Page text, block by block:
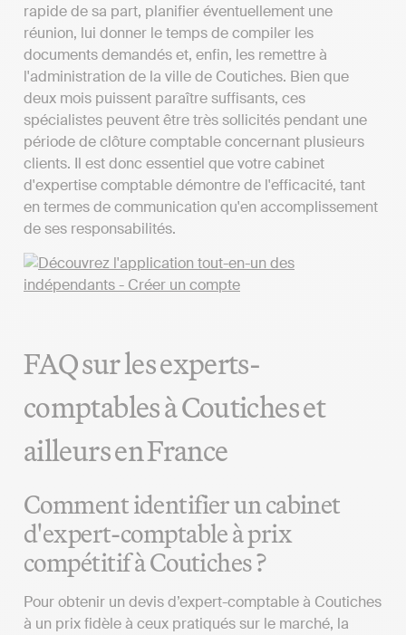
rapide de sa part, planifier éventuellement une
réunion, lui donner le temps de compiler les
documents demandés et, enfin, les remettre à
l'administration de la ville de Coutiches. Bien que
deux mois puissent paraître suffisants, ces
spécialistes peuvent être très sollicités pendant une
période de clôture comptable concernant plusieurs
clients. Il est donc essentiel que votre cabinet
d'expertise comptable démontre de l'efficacité, tant
en termes de communication qu'en accomplissement
de ses responsabilités.
FAQ sur les experts-
comptables à Coutiches et
ailleurs en France
Comment identifier un cabinet
d'expert-comptable à prix
compétitif à Coutiches ?
Pour obtenir un devis d’expert-comptable à Coutiches
à un prix fidèle à ceux pratiqués sur le marché, la